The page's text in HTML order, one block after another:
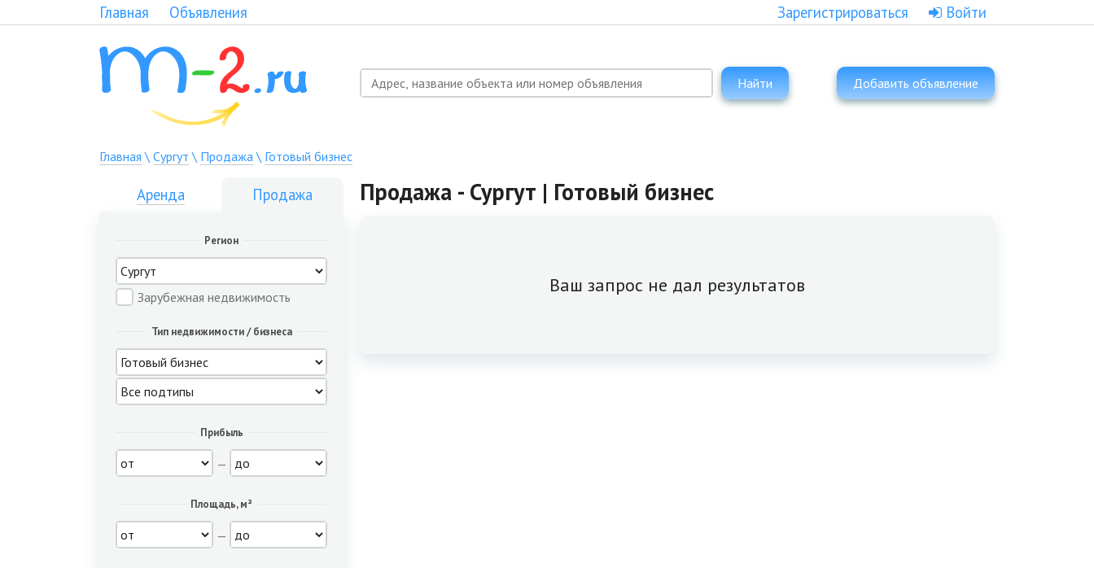
Главная Объявления Зарегистрироваться Войти
Найти Добавить объявление
Главная \ Сургут \ Продажа\ Готовый бизнес
Аренда Продажа
Регион
Зарубежная недвижимость
Тип недвижимости / бизнеса
Прибыль
—
Площадь, м²
—
Продажа - Сургут | Готовый бизнес
Ваш запрос не дал результатов